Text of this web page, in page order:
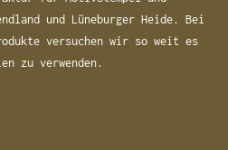
und Lüneburger Heide. Bei
versuchen wir so weit es
zu verwenden.